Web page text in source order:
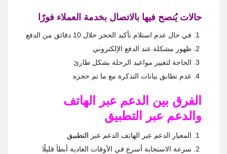
حالات يُنصح فيها بالاتصال بخدمة العملاء فورًا
في حال عدم استلام تأكيد الحجز خلال 10 دقائق من الدفع
ظهور مشكلة عند الدفع الإلكتروني
الحاجة لتغيير مواعيد الرحلة بشكل طارئ
عدم تطابق بيانات التذكرة مع ما تم حجزه
الفرق بين الدعم عبر الهاتف
والدعم عبر التطبيق
المعيار الدعم عبر الهاتف الدعم عبر التطبيق
سرعة الاستجابة أسرع في الأوقات العادية أبطأ قليلًا